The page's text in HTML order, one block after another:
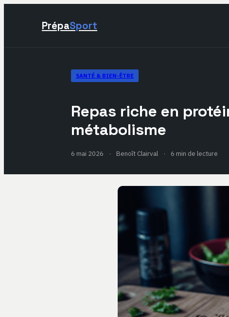
PrépaSport
SANTÉ & BIEN-ÊTRE
Repas riche en
métabolisme
6 mai 2026 · Benoît Clairval · 6 min de lecture